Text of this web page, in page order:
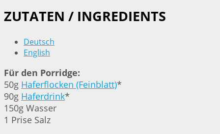
ZUTATEN / INGREDIENTS
Deutsch
English
Für den Porridge:
50g Haferflocken (Feinblatt)*
90g Haferdrink*
150g Wasser
1 Prise Salz